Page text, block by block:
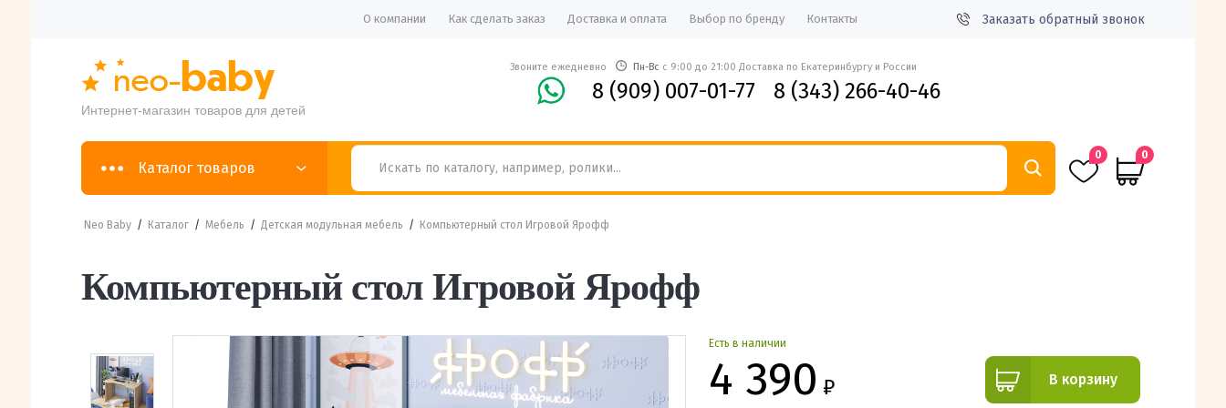
О компании Как сделать заказ Доставка и оплата Выбор по бренду Контакты Заказать обратный звонок
Интернет-магазин товаров для детей
Звоните ежедневно Пн-Вс с 9:00 до 21:00 Доставка по Екатеринбургу и России
8 (909) 007-01-77 8 (343) 266-40-46
Каталог товаров
0 0
Neo Baby/ Каталог/ Мебель / Детская модульная мебель / Компьютерный стол Игровой Ярофф
Компьютерный стол Игровой Ярофф
Есть в наличии
4 390 ₽ В корзину